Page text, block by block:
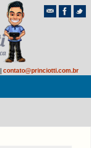
contato@princiotti.com.br